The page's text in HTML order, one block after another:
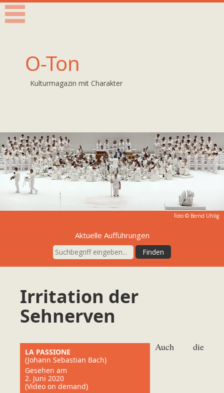
O-Ton
Kulturmagazin mit Charakter
Foto © Bernd Uhlig
Aktuelle Aufführungen
Irritation der
Sehnerven
LA PASSIONE
(Johann Sebastian Bach)
Gesehen am
2. Juni 2020
(Video on demand)
Auch die